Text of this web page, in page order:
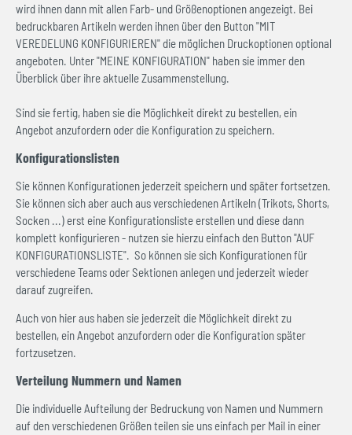
wird ihnen dann mit allen Farb- und Größenoptionen angezeigt. Bei
bedruckbaren Artikeln werden ihnen über den Button "MIT
VEREDELUNG KONFIGURIEREN" die möglichen Druckoptionen optional
angeboten. Unter "MEINE KONFIGURATION" haben sie immer den
Überblick über ihre aktuelle Zusammenstellung.
Sind sie fertig, haben sie die Möglichkeit direkt zu bestellen, ein
Angebot anzufordern oder die Konfiguration zu speichern.
Konfigurationslisten
Sie können Konfigurationen jederzeit speichern und später fortsetzen.
Sie können sich aber auch aus verschiedenen Artikeln (Trikots, Shorts,
Socken ...) erst eine Konfigurationsliste erstellen und diese dann
komplett konfigurieren - nutzen sie hierzu einfach den Button "AUF
KONFIGURATIONSLISTE". So können sie sich Konfigurationen für
verschiedene Teams oder Sektionen anlegen und jederzeit wieder
darauf zugreifen.
Auch von hier aus haben sie jederzeit die Möglichkeit direkt zu
bestellen, ein Angebot anzufordern oder die Konfiguration später
fortzusetzen.
Verteilung Nummern und Namen
Die individuelle Aufteilung der Bedruckung von Namen und Nummern
auf den verschiedenen Größen teilen sie uns einfach per Mail in einer